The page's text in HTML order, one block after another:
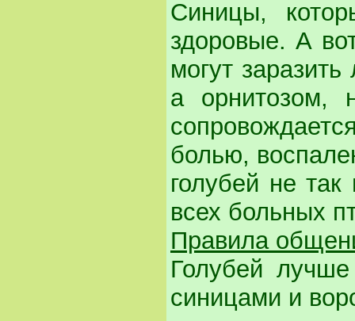
Синицы,
здоровые. А
могут
а орнитозом,
болью,
голубей не
всех больных
Правила
Голубей
синицами и